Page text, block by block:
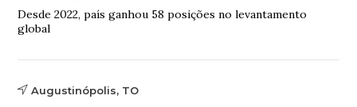
Desde 2022, país ganhou 58 posições no levantamento
global
Augustinópolis, TO